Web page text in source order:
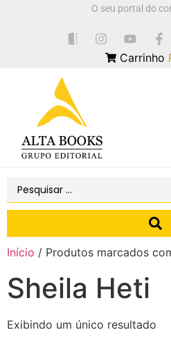
O seu portal do
Carrinho
Início / Produtos marcados
Sheila Heti
Exibindo um único resultado